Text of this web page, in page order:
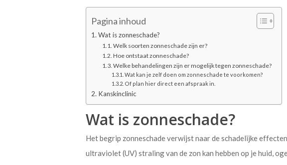
Pagina inhoud
Wat is zonneschade?
Welk soorten zonneschade zijn er?
Hoe ontstaat zonneschade?
Welke behandelingen zijn er mogelijk tegen zonneschade?
Wat kan je zelf doen om zonneschade te voorkomen?
Of plan hier direct een afspraak in.
Kanskinclinic
Wat is zonneschade?
Het begrip zonneschade verwijst naar de schadelijke
ultraviolet (UV) straling van de zon kan hebben op je huid,